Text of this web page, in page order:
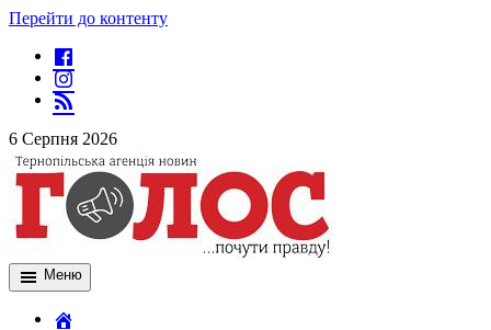
Перейти до контенту
6 Серпня 2026
Меню